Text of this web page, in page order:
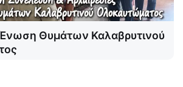
Θυμάτων Καλαβρυτινού